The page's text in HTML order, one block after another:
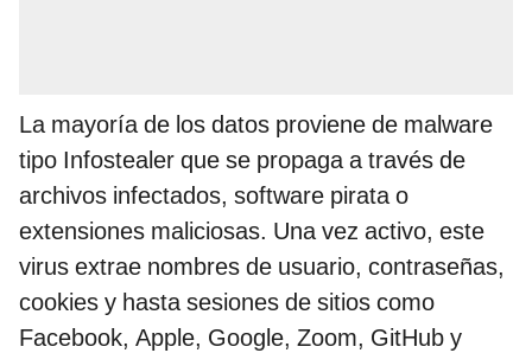
La mayoría de los datos proviene de malware
tipo Infostealer que se propaga a través de
archivos infectados, software pirata o
extensiones maliciosas. Una vez activo, este
virus extrae nombres de usuario, contraseñas,
cookies y hasta sesiones de sitios como
Facebook, Apple, Google, Zoom, GitHub y